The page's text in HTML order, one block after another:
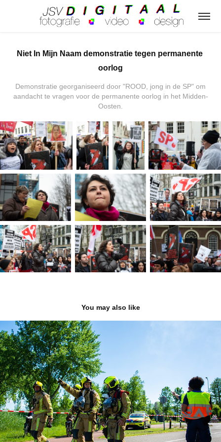
Niet In Mijn Naam demonstratie tegen permanente
oorlog
Demonstratie georganiseerd door "ROOD, jong in de SP" om
aandacht te vragen voor de permanente oorlog in het Midden-
Oosten.
You may also like
Grote brand 'S Gravenweg
2020